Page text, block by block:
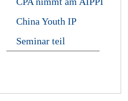
China Youth IP
Seminar teil